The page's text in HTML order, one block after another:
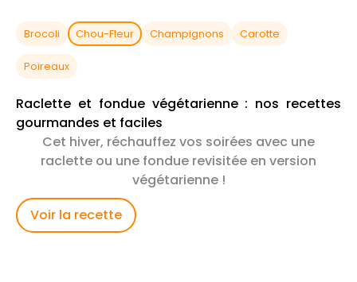
Brocoli Chou-Fleur Champignons Carotte
Poireaux
Raclette et fondue végétarienne : nos recettes
gourmandes et faciles
Cet hiver, réchauffez vos soirées avec une
raclette ou une fondue revisitée en version
végétarienne !
Voir la recette